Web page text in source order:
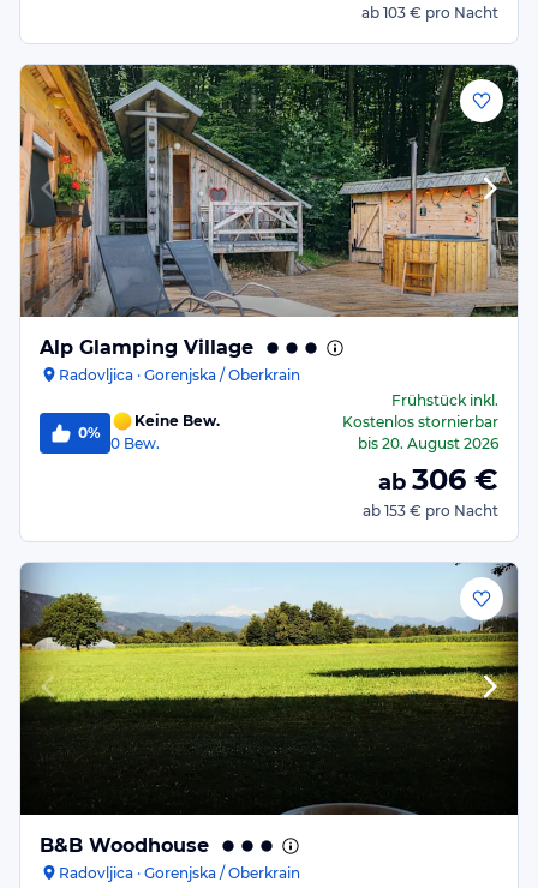
ab 103 € pro Nacht
Alp Glamping Village
Radovljica · Gorenjska / Oberkrain
0%
Keine Bew.
0 Bew.
Frühstückinkl.
Kostenlos stornierbar
bis 20. August 2026
ab 306 €
ab 153 € pro Nacht
B&B Woodhouse
Radovljica · Gorenjska / Oberkrain